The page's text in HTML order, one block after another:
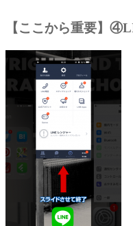
【ここから重要】